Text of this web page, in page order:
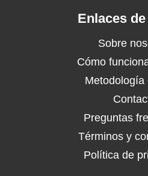
Enlaces
Sobre
Cómo
Metodología
Preguntas
Términos y
Política de